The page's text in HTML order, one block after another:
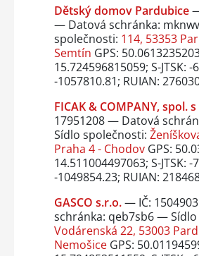
Dětský domov Pardubice
— Datová schránka:
společnosti: 114, 53353
Semtín GPS:
15.724596815059; S-JTSK: -
-1057810.81; RUIAN:
FICAK & COMPANY, spol.
17951208 — Datová
Sídlo společnosti:
Praha 4 - ChodovGPS:
14.511004497063; S-JTSK: -
-1049854.23; RUIAN:
GASCO s.r.o.— IČ:
schránka: qeb7sb6 —
Vodárenská 22, 53003
NemošiceGPS: